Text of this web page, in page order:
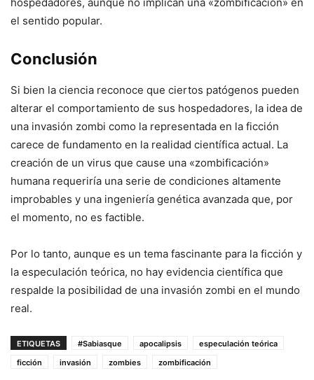
el sentido popular.
Conclusión
Si bien la ciencia reconoce que ciertos patógenos pueden
alterar el comportamiento de sus hospedadores, la idea de
una invasión zombi como la representada en la ficción
carece de fundamento en la realidad científica actual. La
creación de un virus que cause una «zombificación»
humana requeriría una serie de condiciones altamente
improbables y una ingeniería genética avanzada que, por
el momento, no es factible.
Por lo tanto, aunque es un tema fascinante para la ficción y
la especulación teórica, no hay evidencia científica que
respalde la posibilidad de una invasión zombi en el mundo
real.
ETIQUETAS #Sabiasque apocalipsis
especulación teórica
ficción
invasión zombies zombificación